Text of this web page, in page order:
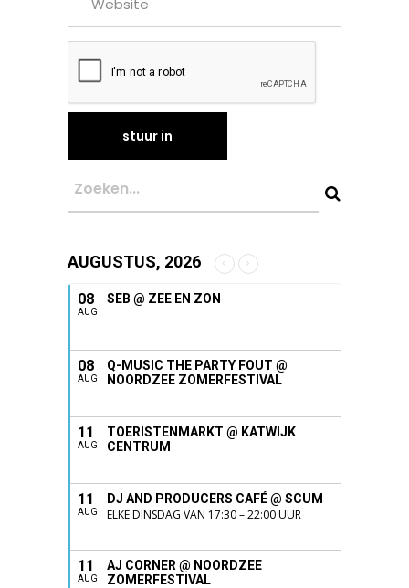
AUGUSTUS, 2026
08
AUG
SEB @ ZEE EN ZON
08
AUG
Q-MUSIC THE PARTY FOUT @
NOORDZEE ZOMERFESTIVAL
11
AUG
TOERISTENMARKT @ KATWIJK
CENTRUM
11
AUG
DJ AND PRODUCERS CAFÉ @ SCUM
ELKE DINSDAG VAN 17:30 – 22:00 UUR
11
AUG
AJ CORNER @ NOORDZEE
ZOMERFESTIVAL